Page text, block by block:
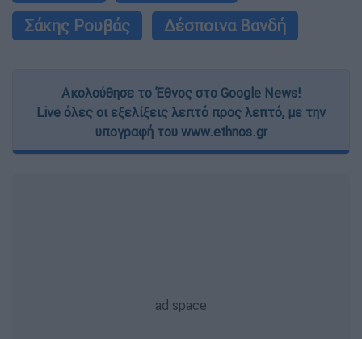
Σάκης Ρουβάς
Δέσποινα Βανδή
Ακολούθησε το Έθνος στο Google News!
Live όλες οι εξελίξεις λεπτό προς λεπτό, με την
υπογραφή του www.ethnos.gr